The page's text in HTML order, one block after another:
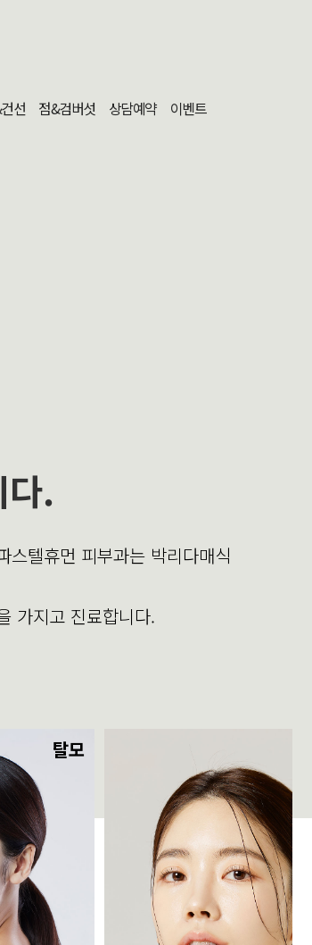
선 점&검버섯 상담예약 이벤트
.
텔휴먼 피부과는 박리다매식
가지고 진료합니다.
탈모